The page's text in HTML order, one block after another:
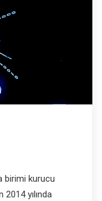
birimi kurucu
yılında